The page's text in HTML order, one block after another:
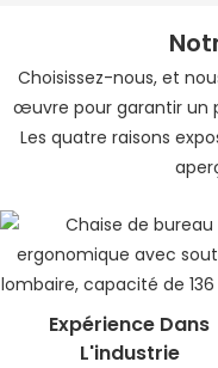
Choisissez-nous, et
œuvre pour garantir un
Les quatre raisons
Expérience Dans
L'industrie